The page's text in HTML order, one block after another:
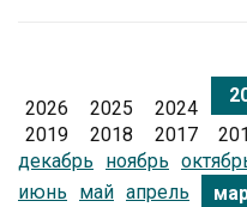
2026 2025 2024
2019
2018 2017
декабрь
ноябрь
июнь
май апрель